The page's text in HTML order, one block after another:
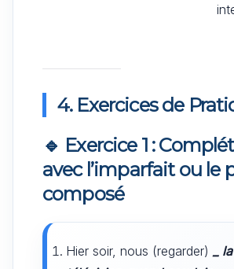
4. Exercices de
🔹 Exercice 1 :
avec l’imparfait ou le
composé
Hier soir, nous (regarder)
la